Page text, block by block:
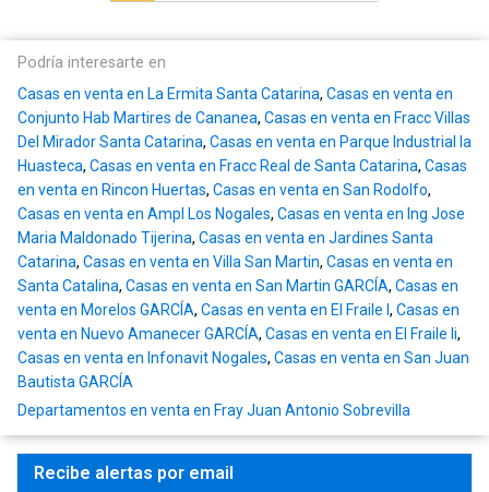
Podría interesarte en
Casas en venta en La Ermita Santa Catarina, Casas en venta en
Conjunto Hab Martires de Cananea, Casas en venta en Fracc Villas
Del Mirador Santa Catarina, Casas en venta en Parque Industrial la
Huasteca, Casas en venta en Fracc Real de Santa Catarina, Casas
en venta en Rincon Huertas, Casas en venta en San Rodolfo,
Casas en venta en Ampl Los Nogales, Casas en venta en Ing Jose
Maria Maldonado Tijerina, Casas en venta en Jardines Santa
Catarina, Casas en venta en Villa San Martin, Casas en venta en
Santa Catalina, Casas en venta en San Martin GARCÍA, Casas en
venta en Morelos GARCÍA, Casas en venta en El Fraile I , Casas en
venta en Nuevo Amanecer GARCÍA, Casas en venta en El Fraile Ii,
Casas en venta en Infonavit Nogales, Casas en venta en San Juan
Bautista GARCÍA
Departamentos en venta en Fray Juan Antonio Sobrevilla
Recibe alertas por email